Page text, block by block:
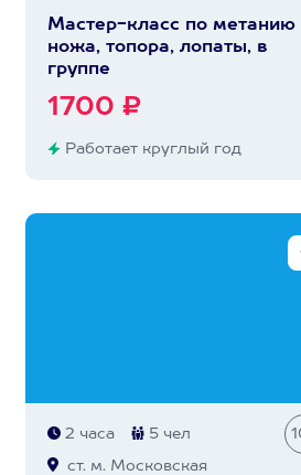
Мастер-класс по метанию
ножа, топора, лопаты, в
группе
1700 ₽
Работает круглый год
2 часа 5 чел
ст. м. Московская